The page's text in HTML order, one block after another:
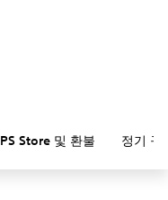
PS Store 및 환불 정기 구